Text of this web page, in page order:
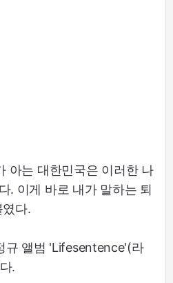
아는 대한민국은 이러한 나
. 이게 바로 내가 말하는 퇴
다.
규 앨범 'Lifesentence'(라
.